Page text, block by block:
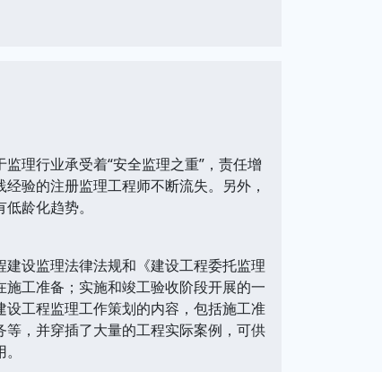
理行业承受着“安全监理之重”，责任增
验的注册监理工程师不断流失。另外，
龄化趋势。
设监理法律法规和《建设工程委托监理
工准备；实施和竣工验收阶段开展的一
工程监理工作策划的内容，包括施工准
，并穿插了大量的工程实际案例，可供